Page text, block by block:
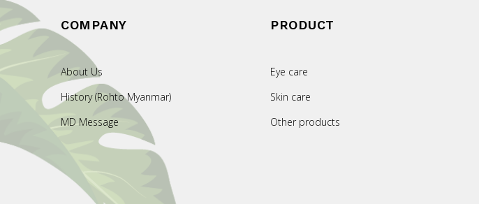
COMPANY
About Us
History (Rohto Myanmar)
MD Message
PRODUCT
Eye care
Skin care
Other products